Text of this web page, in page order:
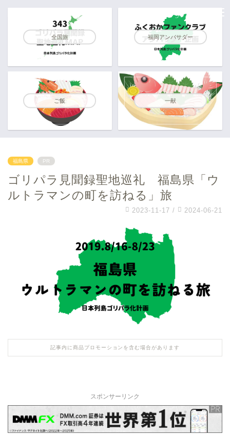
全国旅 福岡アンバサダー
ご飯 一献
福島県 PR
ゴリパラ見聞録聖地巡礼 福島県「ウ
ルトラマンの町を訪ねる」旅
2023-11-17 / 2024-06-21
記事内に商品プロモーションを含む場合があります
スポンサーリンク